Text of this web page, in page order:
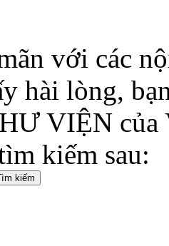
với các
hài lòng,
VIỆN của
kiếm sau: